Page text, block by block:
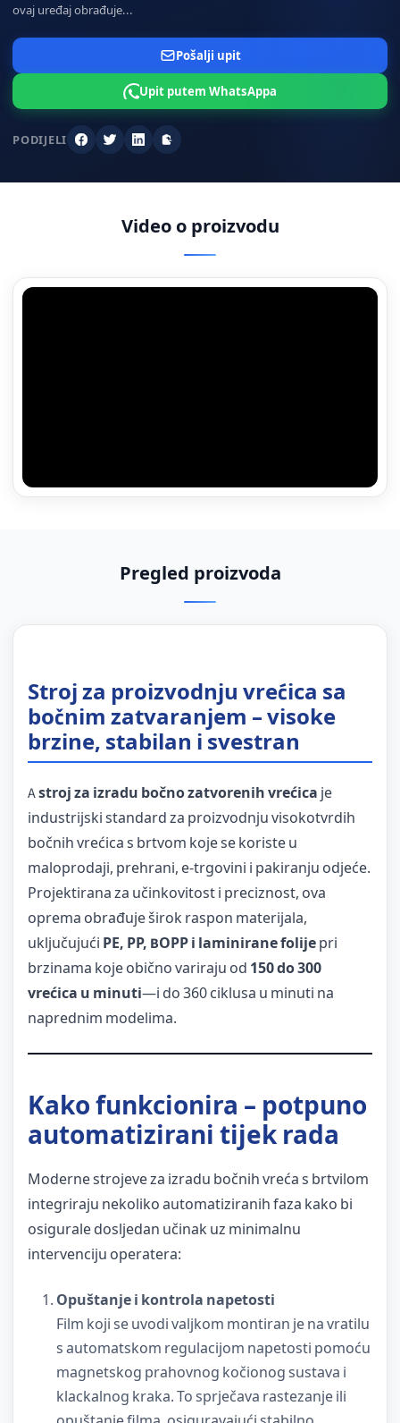
ovaj uređaj obrađuje...
Pošalji upit
Upit putem WhatsAppa
PODIJELI
Facebook
TwitterLinkedInKopiraj poveznicu
Video o proizvodu
Pregled proizvoda
Stroj za proizvodnju vrećica sa
bočnim zatvaranjem – visoke
brzine, stabilan i svestran
Astroj za izradu bočno zatvorenih vrećica je
industrijski standard za proizvodnju visokotvrdih
bočnih vrećica s brtvom koje se koriste u
maloprodaji, prehrani, e-trgovini i pakiranju odjeće.
Projektirana za učinkovitost i preciznost, ova
oprema obrađuje širok raspon materijala,
uključujući PE, PP, BOPP i laminirane folijepri
brzinama koje obično variraju od 150 do 300
vrećica u minuti—i do 360 ciklusa u minuti na
naprednim modelima.
Kako funkcionira – potpuno
automatizirani tijek rada
Moderne strojeve za izradu bočnih vreća s brtvilom
integriraju nekoliko automatiziranih faza kako bi
osigurale dosljedan učinak uz minimalnu
intervenciju operatera:
Opuštanje i kontrola napetosti
Film koji se uvodi valjkom montiran je na vratilu
s automatskom regulacijom napetosti pomoću
magnetskog prahovnog kočionog sustava i
klackalnog kraka. To sprječava rastezanje ili